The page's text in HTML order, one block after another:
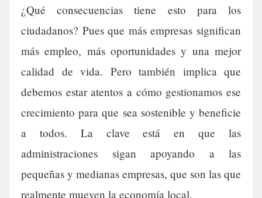
¿Qué consecuencias tiene esto para los
ciudadanos? Pues que más empresas significan
más empleo, más oportunidades y una mejor
calidad de vida. Pero también implica que
debemos estar atentos a cómo gestionamos ese
crecimiento para que sea sostenible y beneficie
a todos. La clave está en que las
administraciones sigan apoyando a las
pequeñas y medianas empresas, que son las que
realmente mueven la economía local.